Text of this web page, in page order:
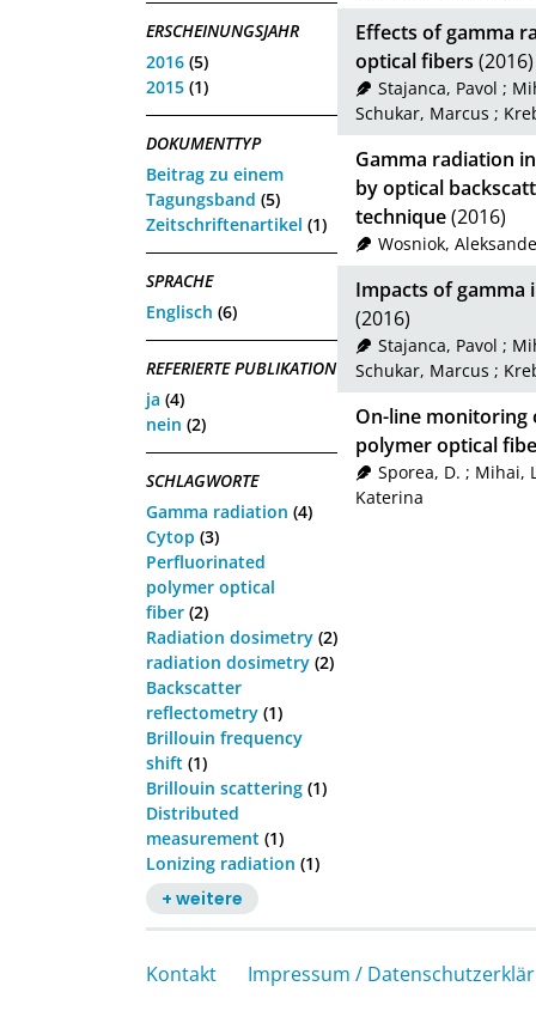
ERSCHEINUNGSJAHR
2016 (5)
2015 (1)
DOKUMENTTYP
Beitrag zu einem
Tagungsband (5)
Zeitschriftenartikel (1)
SPRACHE
Englisch (6)
REFERIERTE PUBLIKATION
ja (4)
nein (2)
SCHLAGWORTE
Gamma radiation (4)
Cytop (3)
Perfluorinated
polymer optical
fiber (2)
Radiation dosimetry (2)
radiation dosimetry (2)
Backscatter
reflectometry (1)
Brillouin frequency
shift (1)
Brillouin scattering (1)
Distributed
measurement (1)
Lonizing radiation (1)
+ weitere
Effects of gamma
optical fibers (2016)
Stajanca, Pavol ;
Schukar, Marcus ;
Gamma radiation
by optical
technique(2016)
Wosniok,
Impacts of
(2016)
Stajanca, Pavol ;
Schukar, Marcus ;
On-line
polymer optical
Sporea, D. ; Mihai,
Katerina
Kontakt Impressum /